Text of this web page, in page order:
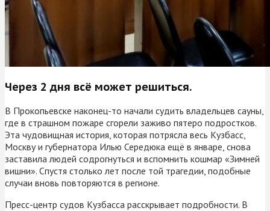
Через 2 дня всё может решиться.
В Прокопьевске наконец-то начали судить владельцев сауны,
где в страшном пожаре сгорели заживо пятеро подростков.
Эта чудовищная история, которая потрясла весь Кузбасс,
Москву и губернатора Илью Середюка ещё в январе, снова
заставила людей содрогнуться и вспомнить кошмар «Зимней
вишни». Спустя столько лет после той трагедии, подобные
случаи вновь повторяются в регионе.
Пресс-центр судов Кузбасса расскрывает подробности. В